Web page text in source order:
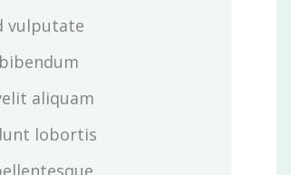
vulputate
aliquam
lobortis